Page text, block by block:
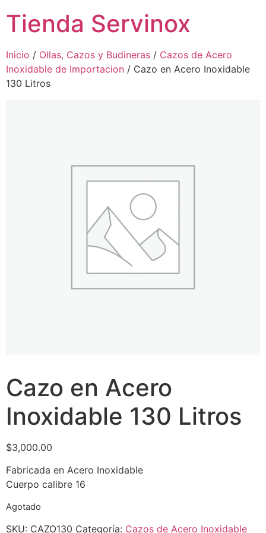
Tienda Servinox
Inicio / Ollas, Cazos y Budineras / Cazos de Acero
Inoxidable de Importacion / Cazo en Acero Inoxidable
130 Litros
Cazo en Acero
Inoxidable 130 Litros
$3,000.00
Fabricada en Acero Inoxidable
Cuerpo calibre 16
Agotado
SKU: CAZO130 Categoría: Cazos de Acero Inoxidable